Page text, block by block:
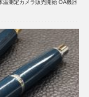
温測定カメラ販売開始 OA機器